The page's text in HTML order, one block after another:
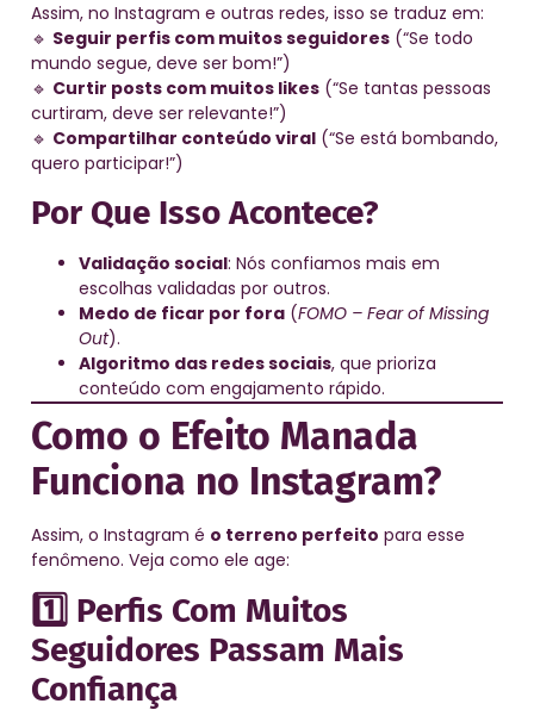
Assim, no Instagram e outras redes, isso se traduz em:
🔹 Seguir perfis com muitos seguidores (“Se todo
mundo segue, deve ser bom!”)
🔹 Curtir posts com muitos likes (“Se tantas pessoas
curtiram, deve ser relevante!”)
🔹 Compartilhar conteúdo viral (“Se está bombando,
quero participar!”)
Por Que Isso Acontece?
Validação social: Nós confiamos mais em
escolhas validadas por outros.
Medo de ficar por fora (FOMO – Fear of Missing
Out).
Algoritmo das redes sociais, que prioriza
conteúdo com engajamento rápido.
Como o Efeito Manada
Funciona no Instagram?
Assim, o Instagram é o terreno perfeito para esse
fenômeno. Veja como ele age:
1️⃣ Perfis Com Muitos
Seguidores Passam Mais
Confiança